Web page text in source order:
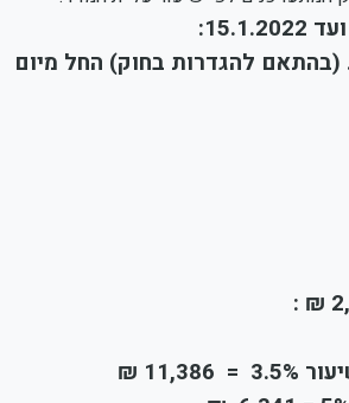
מגורים יחידה. (בהתאם להגדרות בחוק) החל מיום